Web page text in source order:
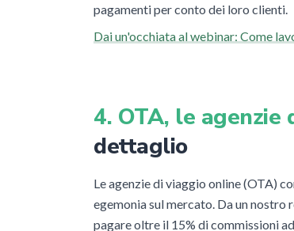
pagamenti per conto dei loro clienti.
Dai un'occhiata al webinar: Come
4. OTA, le agenzie
dettaglio
Le agenzie di viaggio online (OTA)
egemonia sul mercato. Da un nostro
pagare oltre il 15% di commissioni